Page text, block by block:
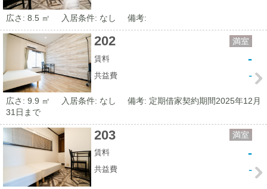
広さ: 8.5 ㎡ 入居条件: なし 備考:
202 満室
賃料 -
共益費 -
広さ: 9.9 ㎡ 入居条件: なし
備考: 定期借家契約期間2025年12月
31日まで
203 満室
賃料 -
共益費 -